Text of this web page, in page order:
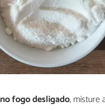
no fogo desligado, misture